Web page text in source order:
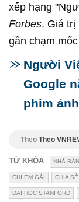
xếp hạng
Forbes. Giá trị
gần chạm
Người
Google
phim
Theo Theo
TỪ KHÓA NHÀ
CHỊ EM GÁI CHIA
ĐẠI HỌC STANFORD